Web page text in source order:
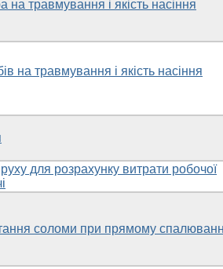
травмування і якість насіння
на травмування і якість насіння
для розрахунку витрати робочої
соломи при прямому